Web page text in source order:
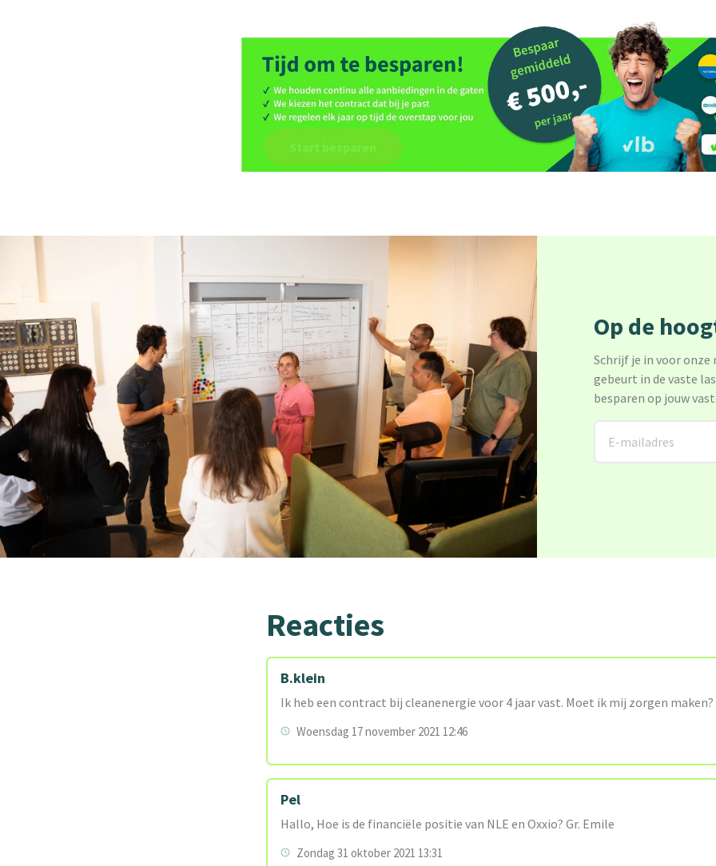
Start besparen
Op de
Schrijf je in voor onze
gebeurt in de vaste
besparen op jouw
Reacties
B.klein
Ik heb een contract bij cleanenergie voor 4 jaar vast. Moet ik mij zorgen maken?
Woensdag 17 november 2021 12:46
Pel
Hallo, Hoe is de financiële positie van NLE en Oxxio? Gr. Emile
Zondag 31 oktober 2021 13:31